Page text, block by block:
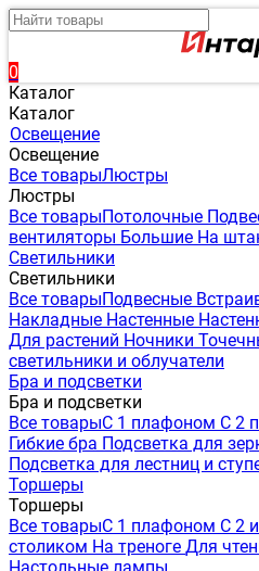
0
Каталог
Каталог
Освещение
Освещение
Все товарыЛюстры
Люстры
Все товарыПотолочные
вентиляторы Большие На
Светильники
Светильники
Все товарыПодвесные
Накладные Настенные
Для растений Ночники
светильники и облучатели
Бра и подсветки
Бра и подсветки
Все товарыС 1 плафоном С 2
Гибкие бра Подсветка для
Подсветка для лестниц и
Торшеры
Торшеры
Все товарыС 1 плафоном С 2
столиком На треноге Для